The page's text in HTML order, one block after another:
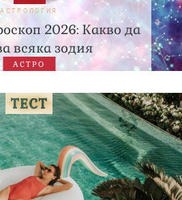
АСТРОЛОГИЯ
2026: Какво да
всяка зодия
АСТРО